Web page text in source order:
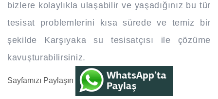
bizlere kolaylıkla ulaşabilir ve yaşadığınız bu tür
tesisat problemlerini kısa sürede ve temiz bir
şekilde Karşıyaka su tesisatçısı ile çözüme
kavuşturabilirsiniz.
Sayfamızı Paylaşın